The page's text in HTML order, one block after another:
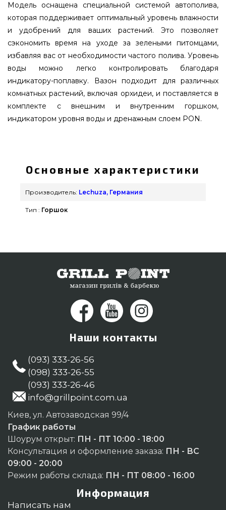
Модель оснащена специальной системой автополива,
которая поддерживает оптимальный уровень влажности
и удобрений для ваших растений. Это позволяет
сэкономить время на уходе за зелеными питомцами,
избавляя вас от необходимости частого полива. Уровень
воды можно легко контролировать благодаря
индикатору-поплавку. Вазон подходит для различных
комнатных растений, включая орхидеи, и поставляется в
комплекте с внешним и внутренним горшком,
индикатором уровня воды и дренажным слоем PON.
известного бренда Lechuza, Германия по
лучшей стоимости всего 2 689 грн. в интернет
каталоге брендовых грилей Гриль Поинт. Самые
цветов в каталоге интернет магазина GrillPoint.
предложим Вам жителям регионов: Запорожье,
Основные характеристики
Производитель: Lechuza, Германия
Тип : Горшок
Наши контакты
(093) 333-26-56
(098) 333-26-55
(093) 333-26-46
info@grillpoint.com.ua
Киев, ул. Автозаводская 99/4
График работы
Шоурум открыт: ПН - ПТ 10:00 - 18:00
Консультация и оформление заказа: ПН - ВС
09:00 - 20:00
Режим работы склада: ПН - ПТ 08:00 - 16:00
Информация
Написать нам